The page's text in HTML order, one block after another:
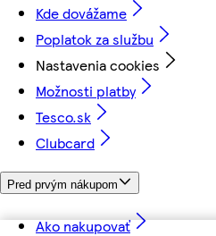
Kde dovážame
Poplatok za službu
Nastavenia cookies
Možnosti platby
Tesco.sk
Clubcard
Pred prvým nákupom
Ako nakupovať